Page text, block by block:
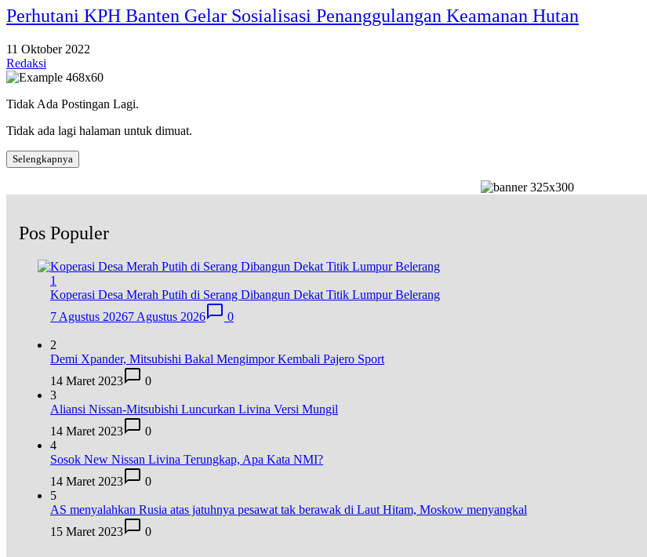
Perhutani KPH Banten Gelar Sosialisasi Penanggulangan Keamanan Hutan
11 Oktober 2022
Redaksi
Tidak Ada Postingan Lagi.
Tidak ada lagi halaman untuk dimuat.
Selengkapnya
Pos Populer
1
Koperasi Desa Merah Putih di Serang Dibangun Dekat Titik Lumpur Belerang
7 Agustus 20267 Agustus 2026 0
2
Demi Xpander, Mitsubishi Bakal Mengimpor Kembali Pajero Sport
14 Maret 2023
0
3
Aliansi Nissan-Mitsubishi Luncurkan Livina Versi Mungil
14 Maret 2023
0
4
Sosok New Nissan Livina Terungkap, Apa Kata NMI?
14 Maret 2023
0
5
AS menyalahkan Rusia atas jatuhnya pesawat tak berawak di Laut Hitam, Moskow menyangkal
15 Maret 2023
0